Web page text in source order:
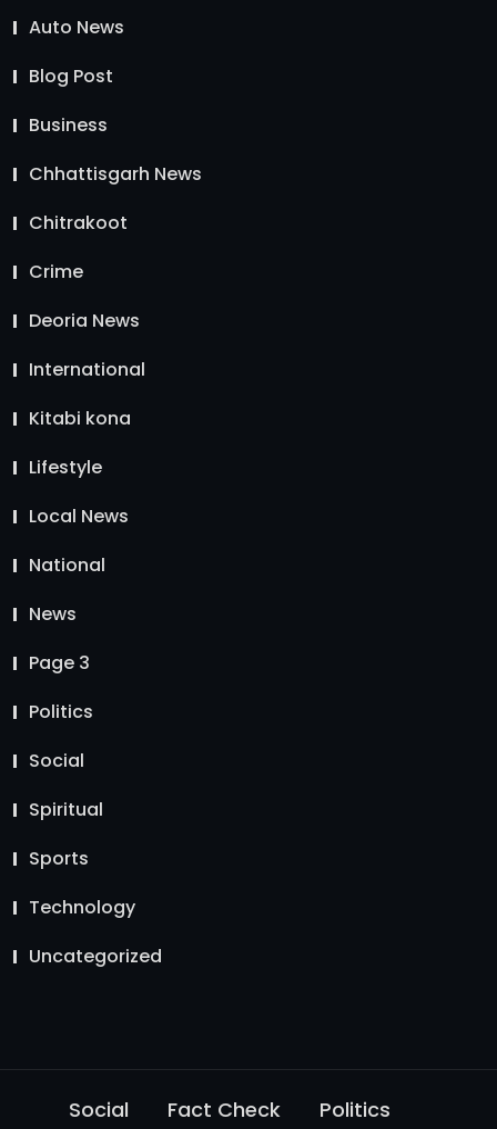
Auto News
Blog Post
Business
Chhattisgarh News
Chitrakoot
Crime
Deoria News
International
Kitabi kona
Lifestyle
Local News
National
News
Page 3
Politics
Social
Spiritual
Sports
Technology
Uncategorized
Social Fact Check
Politics